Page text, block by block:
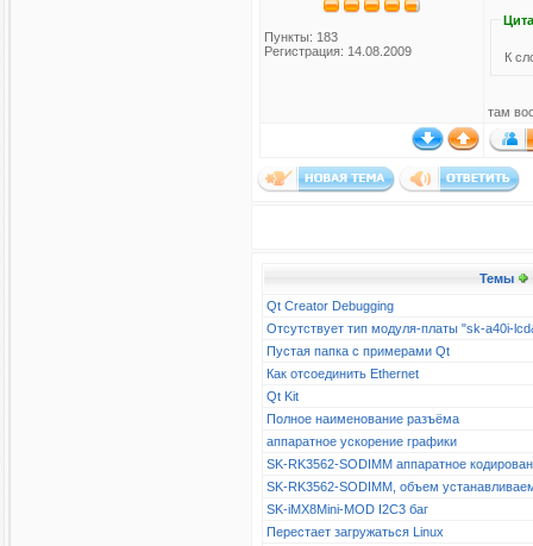
Пункты: 183
Регистрация: 14.08.2009
К
там
Темы
Qt Creator Debugging
Отсутствует тип модуля-платы "sk-a40i-
Пустая папка с примерами Qt
Как отсоединить Ethernet
Qt Kit
Полное наименование разъёма
аппаратное ускорение графики
SK-RK3562-SODIMM аппаратное
SK-RK3562-SODIMM, объем
SK-iMX8Mini-MOD I2C3 баг
Перестает загружаться Linux